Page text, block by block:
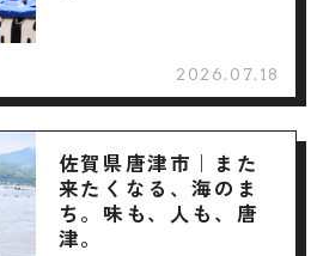
2026.07.18
佐賀県唐津市｜また
来たくなる、海のま
ち。味も、人も、唐
津。